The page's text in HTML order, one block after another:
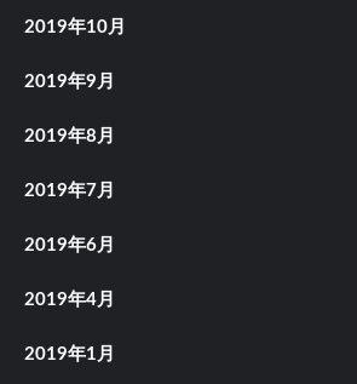
2019年10月
2019年9月
2019年8月
2019年7月
2019年6月
2019年4月
2019年1月